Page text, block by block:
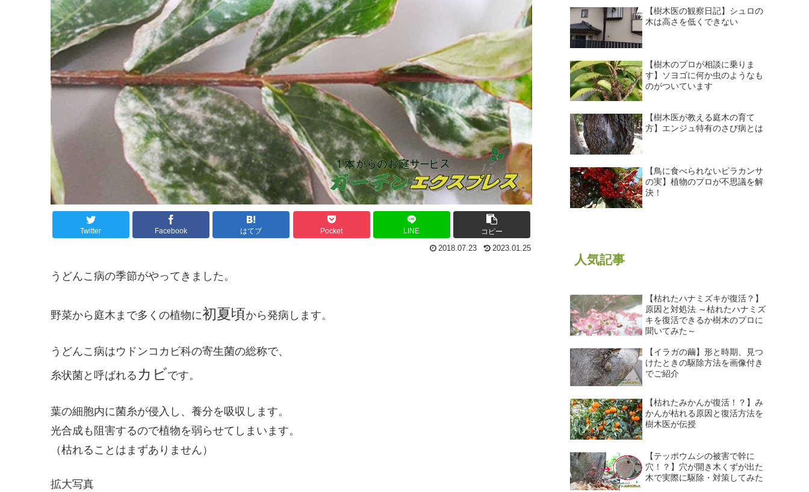
Twitter Facebook はてブ Pocket LINE
コピー
2018.07.23
2023.01.25
うどんこ病の季節がやってきました。
野菜から庭木まで多くの植物に初夏頃から発病します。
うどんこ病はウドンコカビ科の寄生菌の総称で、
糸状菌と呼ばれる カビです。
葉の細胞内に菌糸が侵入し、養分を吸収します。
光合成も阻害するので植物を弱らせてしまいます。
（枯れることはまずありません）
拡大写真
【樹木医の観察日記】シュロの
木は高さを低くできない
【樹木のプロが相談に乗りま
す】ソヨゴに何か虫のようなも
のがついています
【樹木医が教える庭木の育て
方】エンジュ特有のさび病とは
【鳥に食べられないピラカンサ
の実】植物のプロが不思議を解
決！
人気記事
【枯れたハナミズキが復活？】
原因と対処法 ～枯れたハナミズ
キを復活できるか樹木のプロに
聞いてみた～
【イラガの繭】形と時期、見つ
けたときの駆除方法を画像付き
でご紹介
【枯れたみかんが復活！？】み
かんが枯れる原因と復活方法を
樹木医が伝授
【テッポウムシの被害で幹に
穴！？】穴が開き木くずが出た
木で実際に駆除・対策してみた